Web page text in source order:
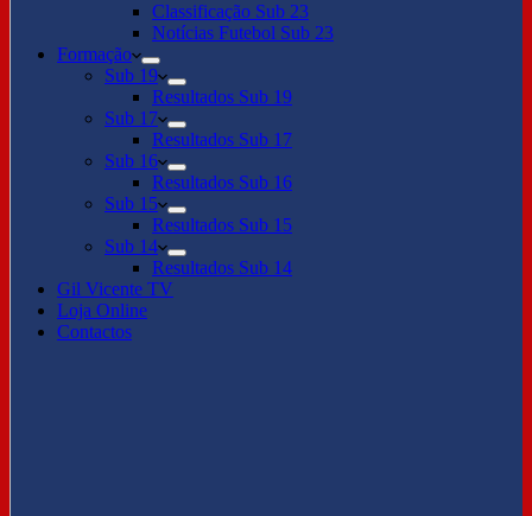
Classificação Sub 23
Notícias Futebol Sub 23
Formação
Sub 19
Resultados Sub 19
Sub 17
Resultados Sub 17
Sub 16
Resultados Sub 16
Sub 15
Resultados Sub 15
Sub 14
Resultados Sub 14
Gil Vicente TV
Loja Online
Contactos